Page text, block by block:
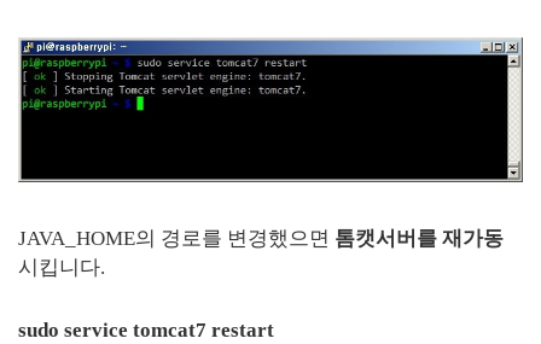
JAVA_HOME의 경로를 변경했으면 톰캣서버를 재가동
시킵니다.
sudo service tomcat7 restart